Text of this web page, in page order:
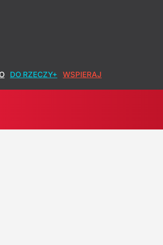
DO RZECZY+ WSPIERAJ